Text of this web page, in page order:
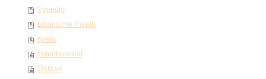
Venedig
Liparische Inseln
Kreta
Griechenland
Ostsee